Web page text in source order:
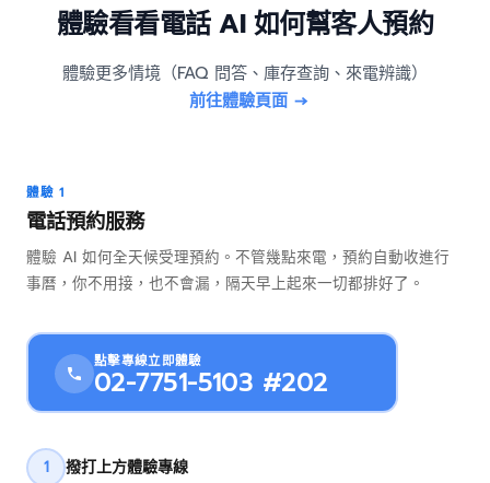
體驗看看電話 AI 如何幫客人預約
體驗更多情境（FAQ 問答、庫存查詢、來電辨識）
前往體驗頁面 →
體驗 1
電話預約服務
體驗 AI 如何全天候受理預約。不管幾點來電，預約自動收進行
事曆，你不用接，也不會漏，隔天早上起來一切都排好了。
點擊專線立即體驗
02-7751-5103 #202
1 撥打上方體驗專線